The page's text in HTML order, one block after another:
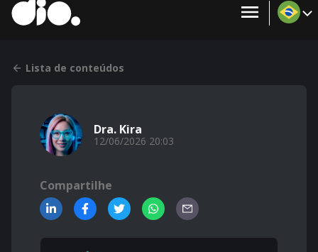
Lista de conteúdos
Dra. Kira
12/06/2026 20:03
Compartilhe